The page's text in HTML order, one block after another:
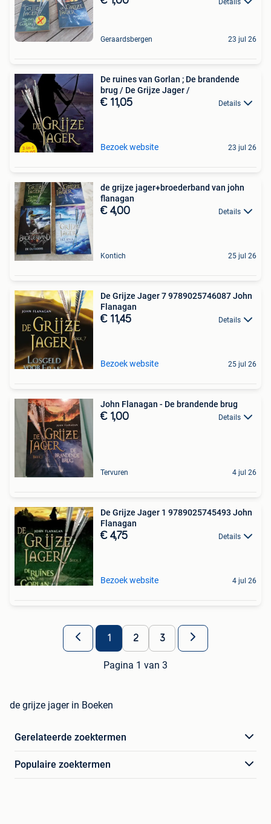
Geraardsbergen 23 jul 26
De ruines van Gorlan ; De brandende
brug / De Grijze Jager /
€ 11,05 Details
Bezoek website 23 jul 26
de grijze jager+broederband van john
flanagan
€ 4,00 Details
Kontich 25 jul 26
De Grijze Jager 7 9789025746087 John
Flanagan
€ 11,45 Details
Bezoek website 25 jul 26
John Flanagan - De brandende brug
€ 1,00 Details
Tervuren 4 jul 26
De Grijze Jager 1 9789025745493 John
Flanagan
€ 4,75 Details
Bezoek website 4 jul 26
1 2 3
Pagina 1 van 3
de grijze jager in Boeken
Gerelateerde zoektermen
Populaire zoektermen